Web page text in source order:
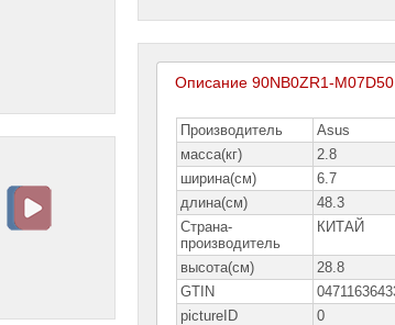
Описание 90NB0ZR1-M07D50
Производитель
Asus
масса(кг)
2.8
ширина(см)
6.7
длина(см)
48.3
Страна-
производитель
КИТАЙ
высота(см)
28.8
GTIN
pictureID
0